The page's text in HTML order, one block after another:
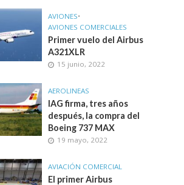
AVIONES•
AVIONES COMERCIALES
Primer vuelo del Airbus
A321XLR
15 junio, 2022
AEROLINEAS
IAG firma, tres años
después, la compra del
Boeing 737 MAX
19 mayo, 2022
AVIACIÓN COMERCIAL
El primer Airbus